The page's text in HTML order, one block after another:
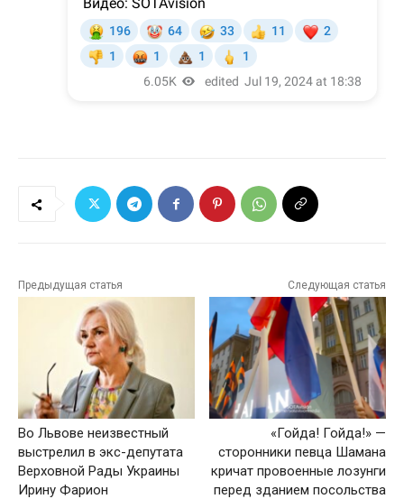
Предыдущая статья
Во Львове неизвестный
выстрелил в экс-депутата
Верховной Рады Украины
Ирину Фарион
Следующая статья
«Гойда! Гойда!» —
сторонники певца Шамана
кричат провоенные лозунги
перед зданием посольства